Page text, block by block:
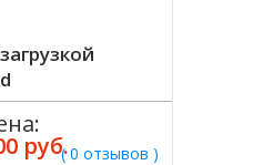
( 0 отзывов )
руб.